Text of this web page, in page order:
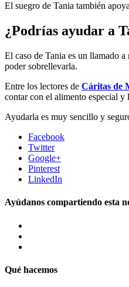
El suegro de Tania también
¿Podrías ayudar a
El caso de Tania es un llamado
poder sobrellevarla.
Entre los lectores de Cáritas de
contar con el alimento especial y
Ayudarla es muy sencillo y
Facebook
Twitter
Google+
Pinterest
LinkedIn
Ayúdanos compartiendo esta
Qué hacemos